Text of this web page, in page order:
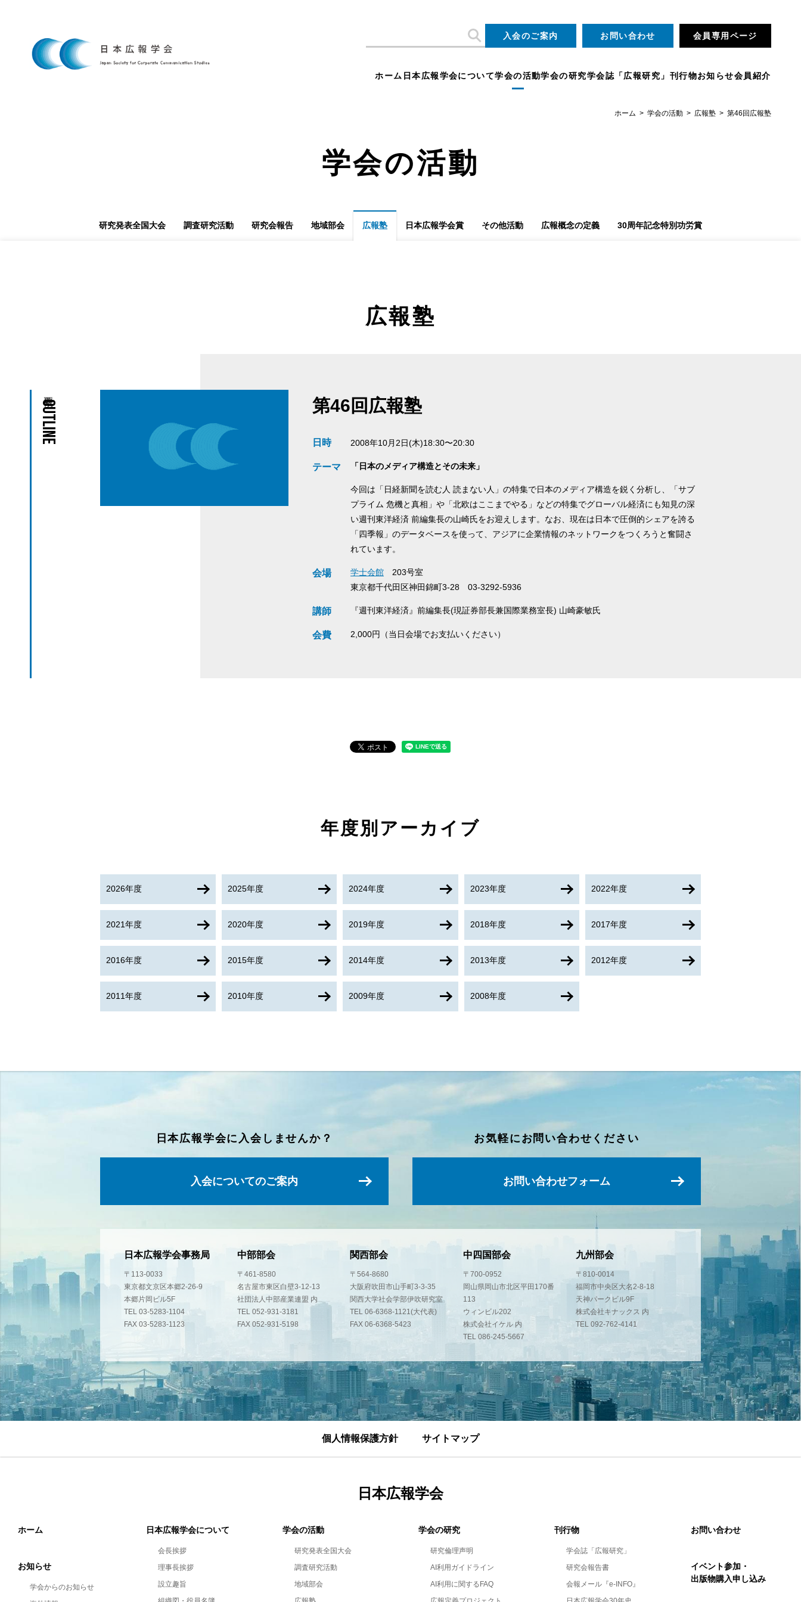
ホーム 日本広報学会について学会の活動学会の研究学会誌「広報研究」 刊行物お知らせ会員紹介
入会のご案内 お問い合わせ 会員専用ページ
ホーム 学会の活動 広報塾 第46回広報塾
学会の活動
広報塾
Outline 第46回広報塾
日時 2008年10月2日(木)18:30〜20:30
テーマ 「日本のメディア構造とその未来」
今回は「日経新聞を読む人 読まない人」の特集で日本のメディア構造を鋭く分析し、「サブ
プライム 危機と真相」や「北欧はここまでやる」などの特集でグローバル経済にも知見の深
い週刊東洋経済 前編集長の山崎氏をお迎えします。なお、現在は日本で圧倒的シェアを誇る
「四季報」のデータベースを使って、アジアに企業情報のネットワークをつくろうと奮闘さ
れています。
会場 学士会館 203号室
東京都千代田区神田錦町3-28 03-3292-5936
講師 『週刊東洋経済』前編集長(現証券部長兼国際業務室長) 山崎豪敏氏
会費 2,000円（当日会場でお支払いください）
年度別アーカイブ
2026年度 2025年度 2024年度 2023年度 2022年度
2021年度 2020年度 2019年度 2018年度 2017年度
2016年度 2015年度 2014年度 2013年度 2012年度
2011年度 2010年度 2009年度 2008年度
研究発表全国大会 調査研究活動 研究会報告 地域部会 広報塾 日本広報学会賞 その他活動 広報概念の定義 30周年記念特別功労賞
日本広報学会に入会しませんか？
入会についてのご案内
お気軽にお問い合わせください
お問い合わせフォーム
日本広報学会事務局
〒113-0033
東京都文京区本郷2-26-9
本郷片岡ビル5F
TEL 03-5283-1104
FAX 03-5283-1123
中部部会
〒461-8580
名古屋市東区白壁3-12-13
社団法人中部産業連盟 内
TEL 052-931-3181
FAX 052-931-5198
関西部会
〒564-8680
大阪府吹田市山手町3-3-35
関西大学社会学部伊吹研究室
TEL 06-6368-1121(大代表)
FAX 06-6368-5423
中四国部会
〒700-0952
岡山県岡山市北区平田170番
113
ウィンビル202
株式会社イケル 内
TEL 086-245-5667
九州部会
〒810-0014
福岡市中央区大名2-8-18
天神パークビル9F
株式会社キナックス 内
TEL 092-762-4141
個人情報保護方針 サイトマップ
日本広報学会
ホーム 日本広報学会について
会長挨拶
理事長挨拶
設立趣旨
学会の活動
研究発表全国大会
調査研究活動
地域部会
学会の研究
研究倫理声明
AI利用ガイドライン
AI利用に関するFAQ
刊行物
学会誌「広報研究」
研究会報告書
会報メール『e-INFO』
お知らせ
学会からのお知らせ
お問い合わせ
イベント参加・
出版物購入申し込み